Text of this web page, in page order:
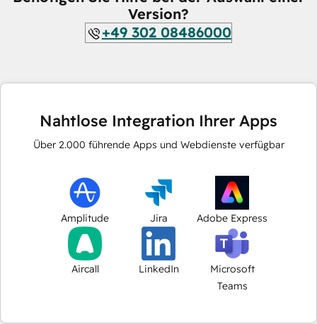
Version?
+49 302 08486000
Nahtlose Integration Ihrer Apps
Über 2.000 führende Apps und Webdienste verfügbar
Amplitude Jira Adobe Express
Aircall LinkedIn
Microsoft
Teams